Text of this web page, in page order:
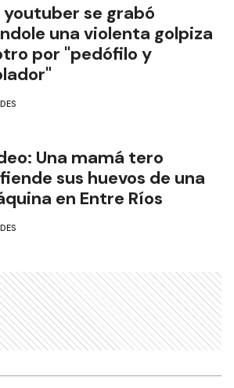
youtuber se grabó
una violenta golpiza
por "pedófilo y
Una mamá tero
sus huevos de una
en Entre Ríos